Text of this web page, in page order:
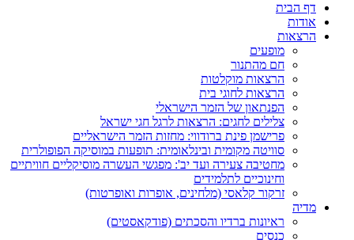
דף הבית
אודות
הרצאות
מופעים
חם מהתנור
הרצאות מוקלטות
הרצאות לחוגי בית
הפנתאון של הזמר הישראלי
צלילים לחגים: הרצאות לרגל חגי ישראל
פרישמן פינת ברודווי: מחזות הזמר הישראליים
סוויטה מקומית ובינלאומית: תופעות במוסיקה הפופולרית
מחטיבה צעירה ועד יב': מפגשי העשרה מוסיקליים חוויתיים
וחינוכיים לתלמידים
זרקור קלאסי (מלחינים, אופרות ואופרטות)
מדיה
ראיונות ברדיו והסכתים (פודקאסטים)
כנסים